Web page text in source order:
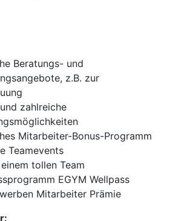
Beratungs- und
z.B. zur
zahlreiche
Mitarbeiter-Bonus-Programm
Teamevents
tollen Team
EGYM Wellpass
Mitarbeiter Prämie